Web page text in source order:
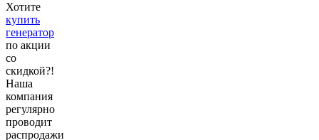
Хотите
купить
генератор
по акции
со
скидкой?!
Наша
компания
регулярно
проводит
распродажи